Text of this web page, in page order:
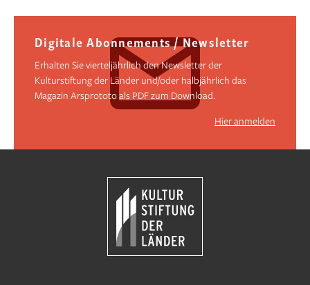
Digitale Abonnements / Newsletter
Erhalten Sie vierteljährlich den Newsletter der
Kulturstiftung der Länder und/oder halbjährlich das
Magazin Arsprototo als PDF zum Download.
Hier anmelden